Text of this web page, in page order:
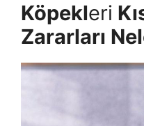
Köpekleri
Zararları